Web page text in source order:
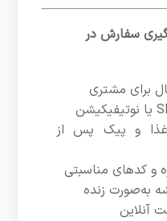
سفارش در
برای مشتری
غذا و پیک پس از
و کدهای مناسبتی
به‌صورت زنده
آنلاین